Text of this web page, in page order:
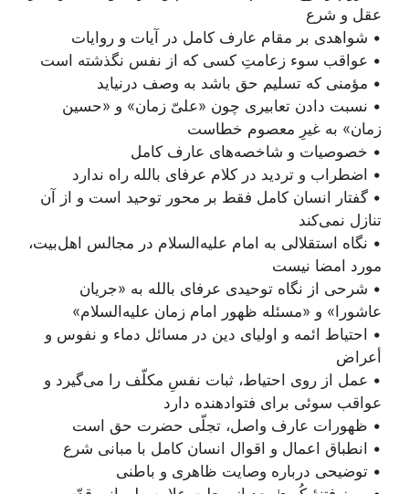
عقل و شرع
• شواهدی بر مقام عارف کامل در آیات و روایات
• عواقب سوء زعامتِ کسی که از نفس نگذشته است
• مؤمنی که تسلیم حق باشد به وصف درنیاید
• نسبت دادن تعابیری چون «علیّ زمان» و «حسین
زمان» به غیرِ معصوم خطاست
• خصوصیات و شاخصه‌های عارف کامل
• اضطراب و تردید در کلام عرفای بالله راه ندارد
• گفتار انسان کامل فقط بر محور توحید است و از آن
تنازل نمی‌کند
• نگاه استقلالی به امام علیه‌السلام در مجالس اهل‌بیت،
مورد امضا نیست
• شرحی از نگاه توحیدی عرفای بالله به «جریان
عاشورا» و «مسئله ظهور امام زمان علیه‌السلام»
• احتیاط ائمه و اولیای دین در مسائل دماء و نفوس و
أعراض
• عمل از روی احتیاط، ثبات نفسِ مکلّف را می‌گیرد و
عواقب سوئی برای فتوا‌دهنده دارد
• ظهورات عارف واصل، تجلّی حضرت حق است
• انطباق اعمال و اقوال انسان کامل با مبانی شرع
• توضیحی درباره وصایت ظاهری و باطنی